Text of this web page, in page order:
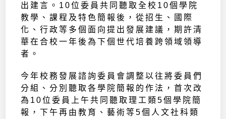
出建言。10位委員共同聽取全校10個學院
教學、課程及特色簡報後，從招生、國際
化、行政等多個面向提出發展建議，期許清
華在合校一年後為下個世代培養跨領域領導
者。
今年校務發展諮詢委員會調整以往將委員們
分組、分別聽取各學院簡報的作法，首次改
為10位委員上午共同聽取理工類5個學院簡
報，下午再由教育、藝術等5個人文社科類